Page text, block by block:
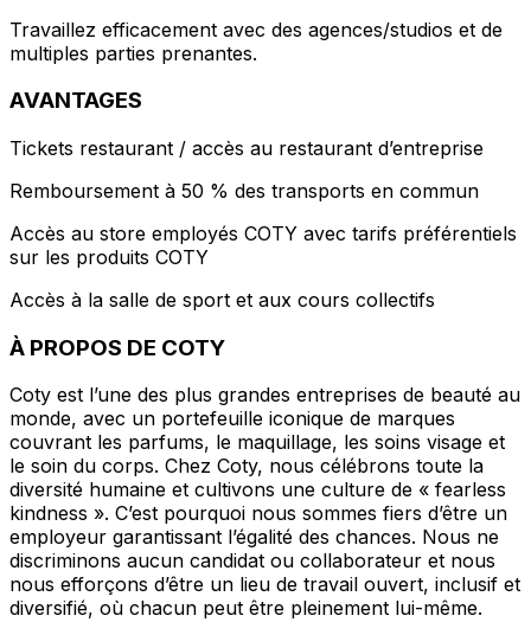
Travaillez efficacement avec des agences/studios et de
multiples parties prenantes.
AVANTAGES
Tickets restaurant / accès au restaurant d’entreprise
Remboursement à 50 % des transports en commun
Accès au store employés COTY avec tarifs préférentiels
sur les produits COTY
Accès à la salle de sport et aux cours collectifs
À PROPOS DE COTY
Coty est l’une des plus grandes entreprises de beauté au
monde, avec un portefeuille iconique de marques
couvrant les parfums, le maquillage, les soins visage et
le soin du corps. Chez Coty, nous célébrons toute la
diversité humaine et cultivons une culture de « fearless
kindness ». C’est pourquoi nous sommes fiers d’être un
employeur garantissant l’égalité des chances. Nous ne
discriminons aucun candidat ou collaborateur et nous
nous efforçons d’être un lieu de travail ouvert, inclusif et
diversifié, où chacun peut être pleinement lui-même.